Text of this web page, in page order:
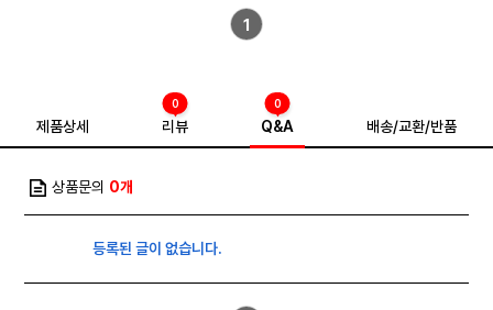
1
제품상세 리뷰
0
Q&A
0
배송/교환/반품
상품문의 0개
등록된 글이 없습니다.